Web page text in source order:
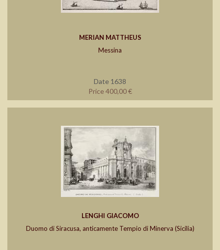
MERIAN MATTHEUS
Messina
Date 1638
Price 400,00 €
LENGHI GIACOMO
Duomo di Siracusa, anticamente Tempio di Minerva (Sicilia)